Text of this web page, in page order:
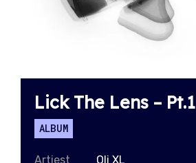
Lick The Lens – Pt.1
ALBUM
Artiest Oli XL